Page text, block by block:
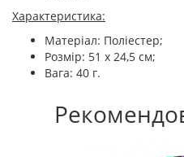
Характеристика:
Матеріал: Поліестер;
Розмір: 51 x 24,5 см;
Вага: 40 г.